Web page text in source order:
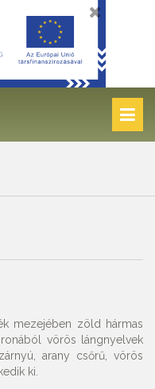
mezejében zöld hármas
vörös lángnyelvek
arany csőrű, vörös
ki.